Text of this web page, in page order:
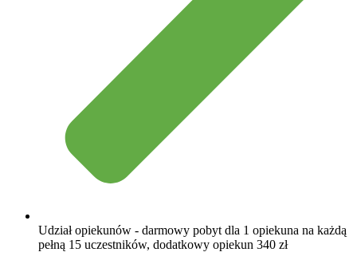
Udział opiekunów - darmowy pobyt dla 1 opiekuna na każdą
pełną 15 uczestników, dodatkowy opiekun 340 zł